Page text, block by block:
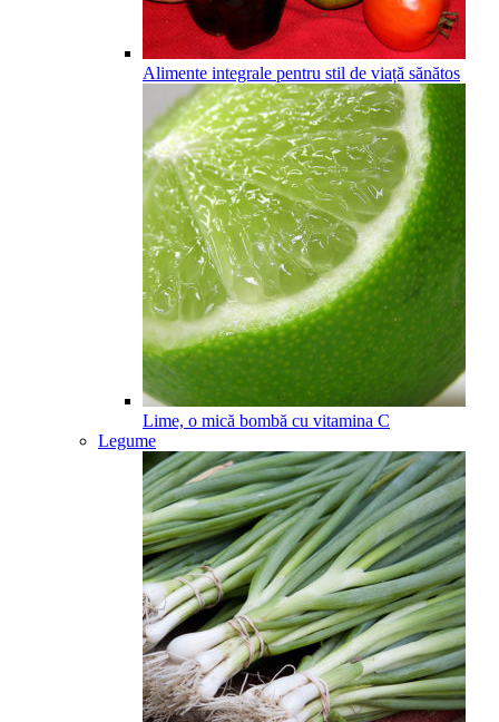
Alimente integrale pentru stil de viață sănătos
Lime, o mică bombă cu vitamina C
Legume